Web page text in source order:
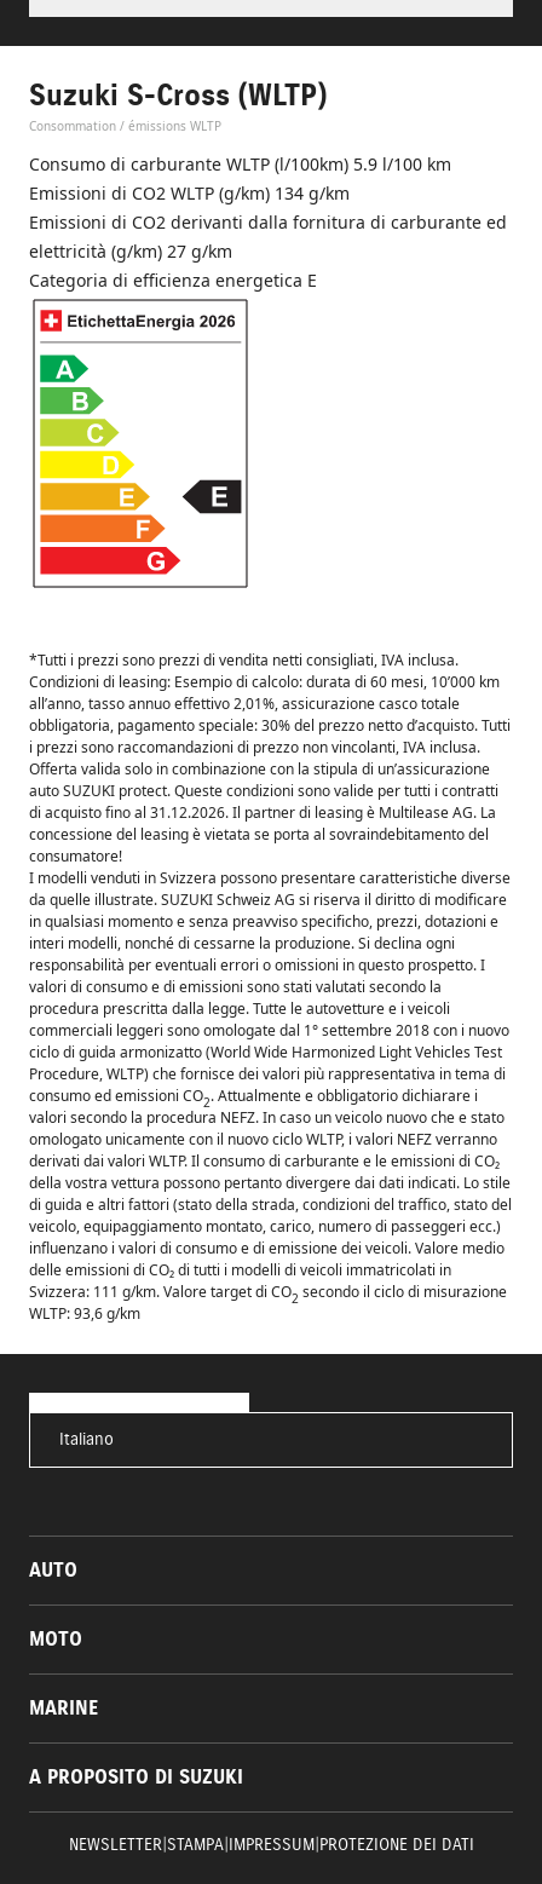
Suzuki S-Cross (WLTP)
Consommation / émissions WLTP
Consumo di carburante WLTP (l/100km) 5.9 l/100 km
Emissioni di CO2 WLTP (g/km) 134 g/km
Emissioni di CO2 derivanti dalla fornitura di carburante ed
elettricità (g/km) 27 g/km
Categoria di efficienza energetica E
*Tutti i prezzi sono prezzi di vendita netti consigliati, IVA inclusa.
Condizioni di leasing: Esempio di calcolo: durata di 60 mesi, 10’000 km
all’anno, tasso annuo effettivo 2,01%, assicurazione casco totale
obbligatoria, pagamento speciale: 30% del prezzo netto d’acquisto. Tutti
i prezzi sono raccomandazioni di prezzo non vincolanti, IVA inclusa.
Offerta valida solo in combinazione con la stipula di un’assicurazione
auto SUZUKI protect. Queste condizioni sono valide per tutti i contratti
di acquisto fino al 31.12.2026. Il partner di leasing è Multilease AG. La
concessione del leasing è vietata se porta al sovraindebitamento del
consumatore!
I modelli venduti in Svizzera possono presentare caratteristiche diverse
da quelle illustrate. SUZUKI Schweiz AG si riserva il diritto di modificare
in qualsiasi momento e senza preavviso specificho, prezzi, dotazioni e
interi modelli, nonché di cessarne la produzione. Si declina ogni
responsabilità per eventuali errori o omissioni in questo prospetto. I
valori di consumo e di emissioni sono stati valutati secondo la
procedura prescritta dalla legge. Tutte le autovetture e i veicoli
commerciali leggeri sono omologate dal 1° settembre 2018 con i nuovo
ciclo di guida armonizatto (World Wide Harmonized Light Vehicles Test
Procedure, WLTP) che fornisce dei valori più rappresentativa in tema di
consumo ed emissioni CO2. Attualmente e obbligatorio dichiarare i
valori secondo la procedura NEFZ. In caso un veicolo nuovo che e stato
omologato unicamente con il nuovo ciclo WLTP, i valori NEFZ verranno
derivati dai valori WLTP. Il consumo di carburante e le emissioni di CO₂
della vostra vettura possono pertanto divergere dai dati indicati. Lo stile
di guida e altri fattori (stato della strada, condizioni del traffico, stato del
veicolo, equipaggiamento montato, carico, numero di passeggeri ecc.)
influenzano i valori di consumo e di emissione dei veicoli. Valore medio
delle emissioni di CO₂ di tutti i modelli di veicoli immatricolati in
Svizzera: 111 g/km. Valore target di CO2 secondo il ciclo di misurazione
WLTP: 93,6 g/km
Italiano
AUTO
MOTO
MARINE
A PROPOSITO DI SUZUKI
NEWSLETTER| STAMPA| IMPRESSUM| PROTEZIONE DEI DATI